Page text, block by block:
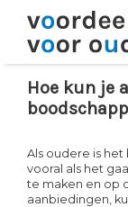
Hoe kun je
Als oudere is
vooral als het
te maken en op
aanbiedingen,